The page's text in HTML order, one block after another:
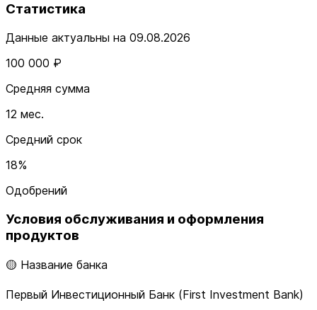
Статистика
Данные актуальны на 09.08.2026
100 000 ₽
Средняя сумма
12 мес.
Средний срок
18%
Одобрений
Условия обслуживания и оформления
продуктов
🟡 Название банка
Первый Инвестиционный Банк (First Investment Bank)